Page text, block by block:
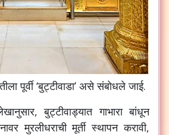
पूर्वी ‘बुट्टीवाडा’ असे संबोधले जाई.
बुट्टीवाड्यात गाभारा बांधून
मुरलीधराची मूर्ती स्थापन करावी,